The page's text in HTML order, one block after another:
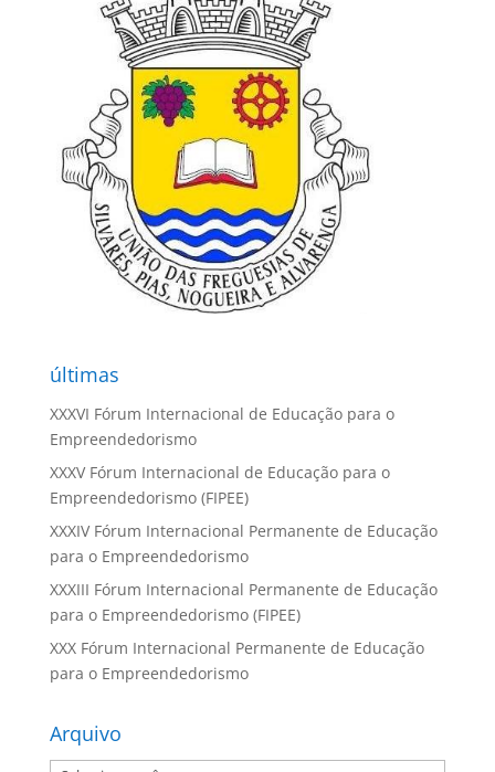
últimas
XXXVI Fórum Internacional de Educação para o
Empreendedorismo
XXXV Fórum Internacional de Educação para o
Empreendedorismo (FIPEE)
XXXIV Fórum Internacional Permanente de Educação
para o Empreendedorismo
XXXIII Fórum Internacional Permanente de Educação
para o Empreendedorismo (FIPEE)
XXX Fórum Internacional Permanente de Educação
para o Empreendedorismo
Arquivo